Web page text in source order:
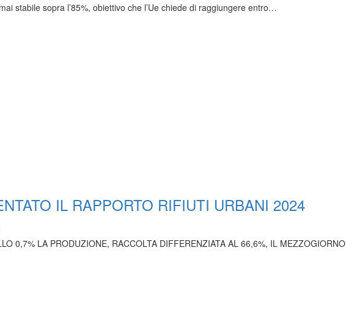
stabile sopra l’85%, obiettivo che l’Ue chiede di raggiungere entro…
IL RAPPORTO RIFIUTI URBANI 2024
0,7% LA PRODUZIONE, RACCOLTA DIFFERENZIATA AL 66,6%, IL MEZZOGIORNO